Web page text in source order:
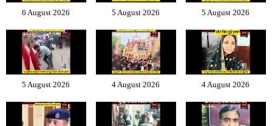
6 August 2026 5 August 2026 5 August 2026
5 August 2026 4 August 2026 4 August 2026